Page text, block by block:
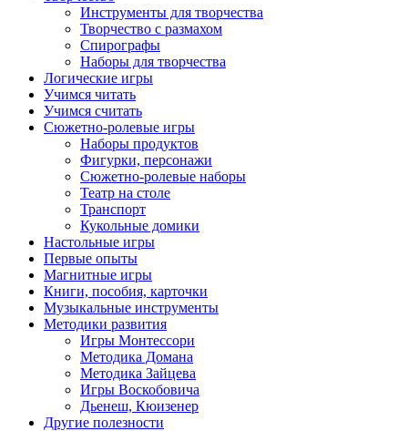
Инструменты для творчества
Творчество с размахом
Спирографы
Наборы для творчества
Логические игры
Учимся читать
Учимся считать
Сюжетно-ролевые игры
Наборы продуктов
Фигурки, персонажи
Сюжетно-ролевые наборы
Театр на столе
Транспорт
Кукольные домики
Настольные игры
Первые опыты
Магнитные игры
Книги, пособия, карточки
Музыкальные инструменты
Методики развития
Игры Монтессори
Методика Домана
Методика Зайцева
Игры Воскобовича
Дьенеш, Кюизенер
Другие полезности